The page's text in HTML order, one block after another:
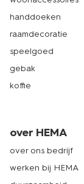
handdoeken
raamdecoratie
speelgoed
gebak
koffie
over HEMA
over ons bedrijf
werken bij HEMA